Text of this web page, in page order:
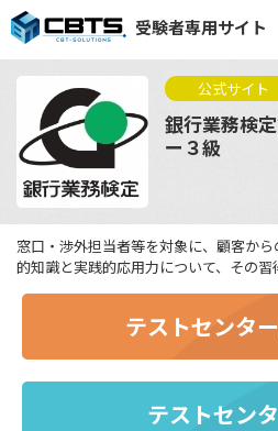
受験者専用サイト
公式サイト
銀行業務検
ー３級
窓口・渉外担当者等を対象に、顧客か
的知識と実践的応用力について、その習
テストセンタ
テストセン